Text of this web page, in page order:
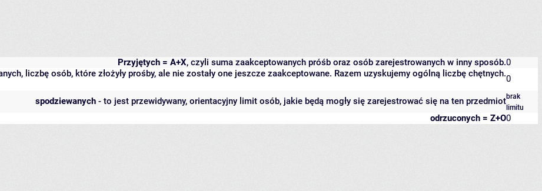
Przyjętych = A+X, czyli suma zaakceptowanych próśb oraz osób zarejestrowanych w inny sposób.0
liczbę osób, które złożyły prośby, ale nie zostały one jeszcze zaakceptowane. Razem uzyskujemy ogólną liczbę chętnych.0
spodziewanych - to jest przewidywany, orientacyjny limit osób, jakie będą mogły się zarejestrować się na ten przedmiotbrak
limitu
odrzuconych = Z+O0